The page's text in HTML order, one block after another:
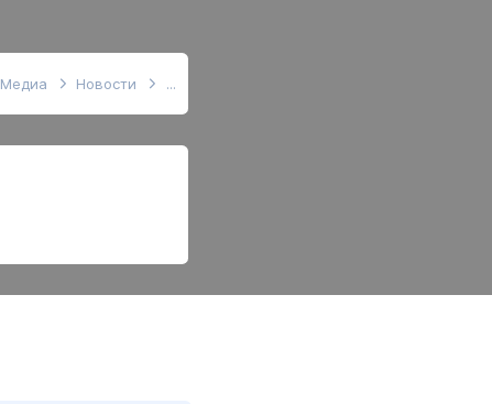
Медиа Новости